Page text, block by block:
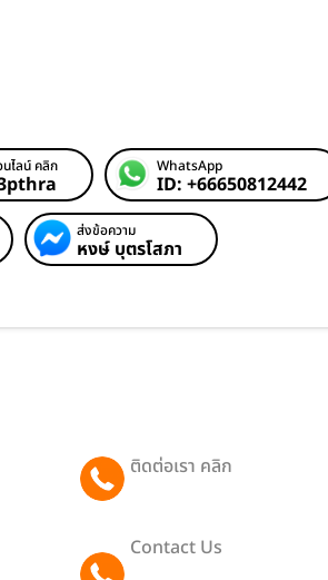
นไลน์ คลิก WhatsApp
ID: +66650812442
ส่งข้อความ
หงษ์ บุตรโสภา
ติดต่อเรา คลิก
Contact Us